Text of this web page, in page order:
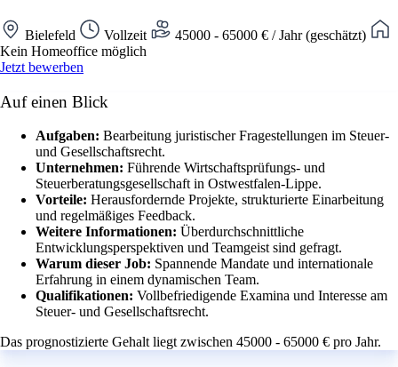
Bielefeld Vollzeit
45000 - 65000 € / Jahr (geschätzt)
Kein Homeoffice möglich
Jetzt bewerben
Auf einen Blick
Aufgaben: Bearbeitung juristischer Fragestellungen im Steuer-
und Gesellschaftsrecht.
Unternehmen: Führende Wirtschaftsprüfungs- und
Steuerberatungsgesellschaft in Ostwestfalen-Lippe.
Vorteile: Herausfordernde Projekte, strukturierte Einarbeitung
und regelmäßiges Feedback.
Weitere Informationen: Überdurchschnittliche
Entwicklungsperspektiven und Teamgeist sind gefragt.
Warum dieser Job: Spannende Mandate und internationale
Erfahrung in einem dynamischen Team.
Qualifikationen: Vollbefriedigende Examina und Interesse am
Steuer- und Gesellschaftsrecht.
Das prognostizierte Gehalt liegt zwischen 45000 - 65000 € pro Jahr.